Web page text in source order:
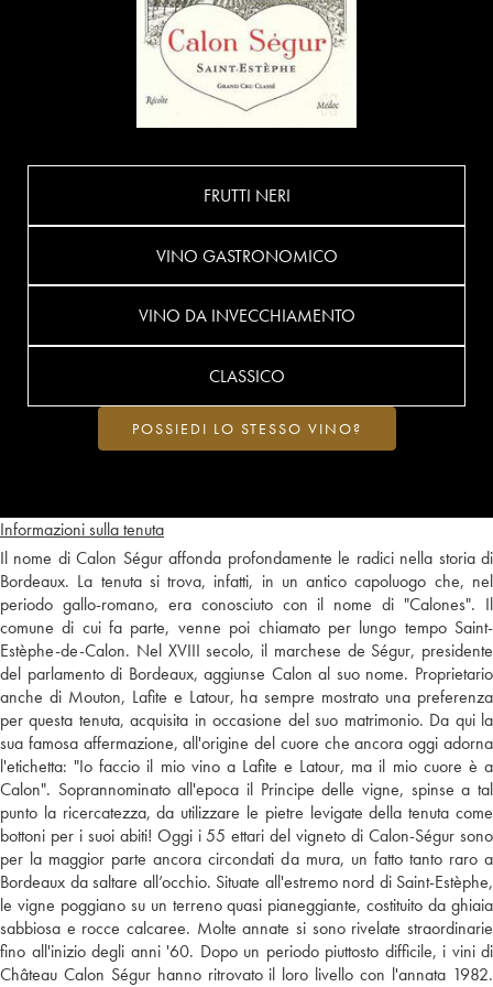
Informazioni sulla tenuta
Il nome di Calon Ségur affonda profondamente le radici nella storia di
Bordeaux. La tenuta si trova, infatti, in un antico capoluogo che, nel
periodo gallo-romano, era conosciuto con il nome di "Calones". Il
comune di cui fa parte, venne poi chiamato per lungo tempo Saint-
Estèphe-de-Calon. Nel XVIII secolo, il marchese de Ségur, presidente
del parlamento di Bordeaux, aggiunse Calon al suo nome. Proprietario
anche di Mouton, Lafite e Latour, ha sempre mostrato una preferenza
per questa tenuta, acquisita in occasione del suo matrimonio. Da qui la
sua famosa affermazione, all'origine del cuore che ancora oggi adorna
l'etichetta: "Io faccio il mio vino a Lafite e Latour, ma il mio cuore è a
Calon". Soprannominato all'epoca il Principe delle vigne, spinse a tal
punto la ricercatezza, da utilizzare le pietre levigate della tenuta come
bottoni per i suoi abiti! Oggi i 55 ettari del vigneto di Calon-Ségur sono
per la maggior parte ancora circondati da mura, un fatto tanto raro a
Bordeaux da saltare all’occhio. Situate all'estremo nord di Saint-Estèphe,
le vigne poggiano su un terreno quasi pianeggiante, costituito da ghiaia
sabbiosa e rocce calcaree. Molte annate si sono rivelate straordinarie
fino all'inizio degli anni '60. Dopo un periodo piuttosto difficile, i vini di
Château Calon Ségur hanno ritrovato il loro livello con l'annata 1982.
FRUTTI NERI
VINO GASTRONOMICO
VINO DA INVECCHIAMENTO
CLASSICO
POSSIEDI LO STESSO VINO?